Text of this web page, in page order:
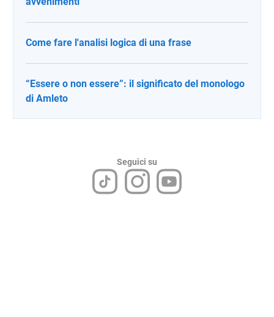
Come fare l'analisi logica di una frase
“Essere o non essere”: il significato del monologo
di Amleto
Seguici su